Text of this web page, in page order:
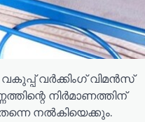
വർക്കിംഗ് വിമൻസ്
നിർമാണത്തിന്
നൽകിയെക്കും.